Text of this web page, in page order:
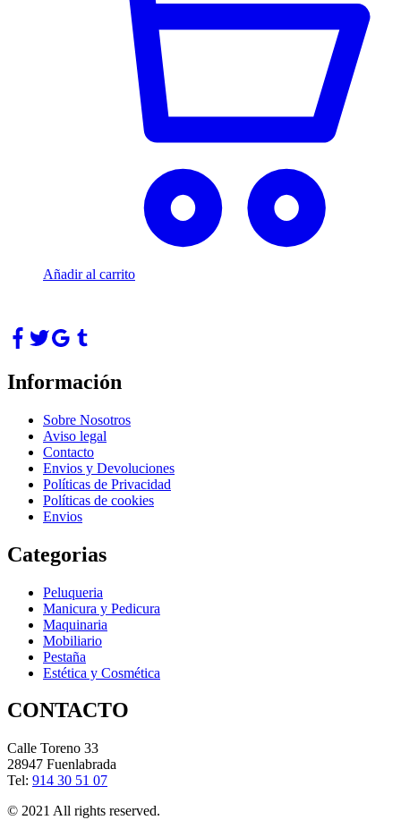
Añadir al carrito
Información
Sobre Nosotros
Aviso legal
Contacto
Envios y Devoluciones
Políticas de Privacidad
Políticas de cookies
Envios
Categorias
Peluqueria
Manicura y Pedicura
Maquinaria
Mobiliario
Pestaña
Estética y Cosmética
CONTACTO
Calle Toreno 33
28947 Fuenlabrada
Tel: 914 30 51 07
© 2021 All rights reserved.